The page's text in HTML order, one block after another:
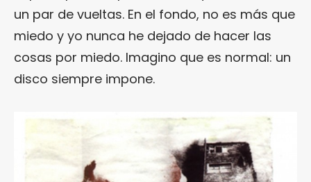
un par de vueltas. En el fondo, no es más que
miedo y yo nunca he dejado de hacer las
cosas por miedo. Imagino que es normal: un
disco siempre impone.